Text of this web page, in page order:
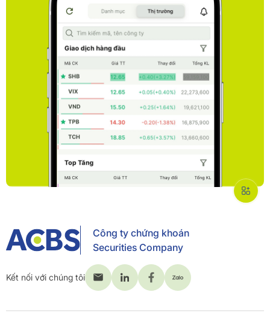
Công ty chứng khoán
Securities Company
Kết nối với chúng tôi